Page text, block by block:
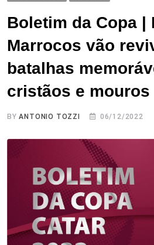
Boletim da Copa |
Marrocos vão
batalhas
cristãos e mouros
BYANTONIO TOZZI 06/12/2022